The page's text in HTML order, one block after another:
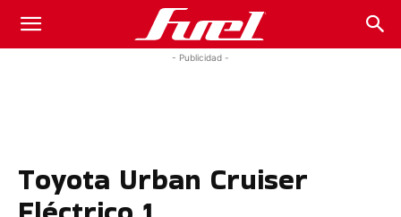
Fuel
Magazine
- Publicidad -
Toyota Urban Cruiser